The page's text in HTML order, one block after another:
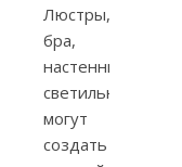
Люстры,
бра,
настенные
светильники
могут
создать